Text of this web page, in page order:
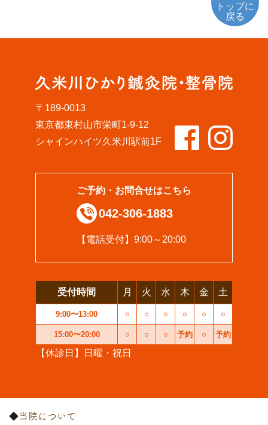
トップに
戻る
〒189-0013
東京都東村山市栄町1-9-12
シャインハイツ久米川駅前1F
ご予約・お問合せはこちら
042-306-1883
【電話受付】9:00～20:00
受付時間 月 火 水 木 金 土
9:00〜13:00 ○ ○ ○ ○ ○ ○
15:00〜20:00 ○ ○ ○ 予約 ○ 予約
【休診日】日曜・祝日
当院について